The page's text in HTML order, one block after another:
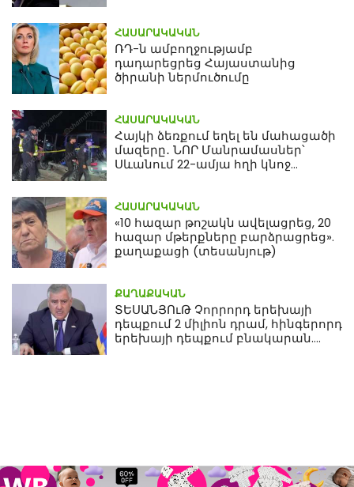
ՀԱՍԱՐԱԿԱԿԱՆ
ՌԴ-ն ամբողջությամբ
դադարեցրեց Հայաստանից
ծիրանի ներմուծումը
ՀԱՍԱՐԱԿԱԿԱՆ
Հայկի ձեռքում եղել են մահացածի
մազերը․ ՆՈՐ Մանրամասներ՝
Սևանում 22-ամյա հղի կնոջ
ՀԱՍԱՐԱԿԱԿԱՆ
«10 հազար թոշակն ավելացրեց, 20
հազար մթերքները բարձրացրեց».
քաղաքացի (տեսանյութ)
ՔԱՂԱՔԱԿԱՆ
ՏԵՍԱՆՅՈւԹ Չորրորդ երեխայի
դեպքում 2 միլիոն դրամ, հինգերորդ
երեխայի դեպքում բնակարան.